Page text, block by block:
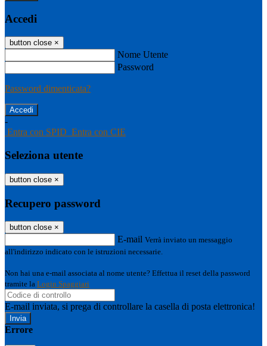
Accedi
button close ×
Nome Utente
Password
Password dimenticata?
-
Entra con SPID Entra con CIE
Seleziona utente
button close ×
Recupero password
button close ×
E-mail Verrà inviato un messaggio
all'indirizzo indicato con le istruzioni necessarie.
Non hai una e-mail associata al nome utente? Effettua il reset della password
tramite la Login Spaggiari
E-mail inviata, si prega di controllare la casella di posta elettronica!
Errore